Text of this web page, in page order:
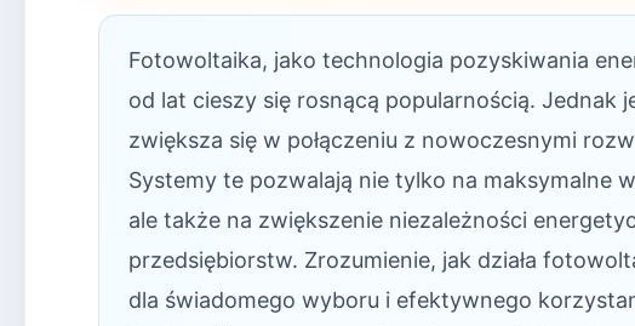
Fotowoltaika, jako technologia pozyskiwania
od lat cieszy się rosnącą popularnością. Jednak
zwiększa się w połączeniu z nowoczesnymi
Systemy te pozwalają nie tylko na maksymalne
ale także na zwiększenie niezależności
przedsiębiorstw. Zrozumienie, jak działa
dla świadomego wyboru i efektywnego